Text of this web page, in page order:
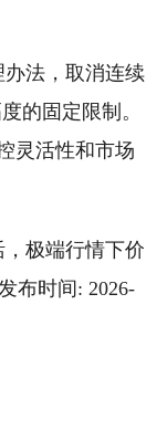
法，取消连续
的固定限制。
灵活性和市场
极端行情下价
布时间: 2026-